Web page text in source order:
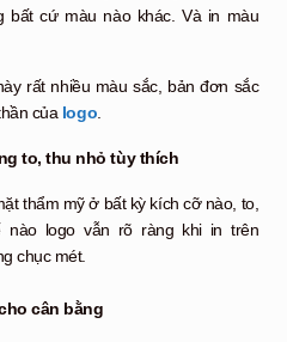
bất cứ màu nào khác. Và in màu
rất nhiều màu sắc, bản đơn sắc
của logo.
to, thu nhỏ tùy thích
thẩm mỹ ở bất kỳ kích cỡ nào, to,
nào logo vẫn rõ ràng khi in trên
chục mét.
cân bằng